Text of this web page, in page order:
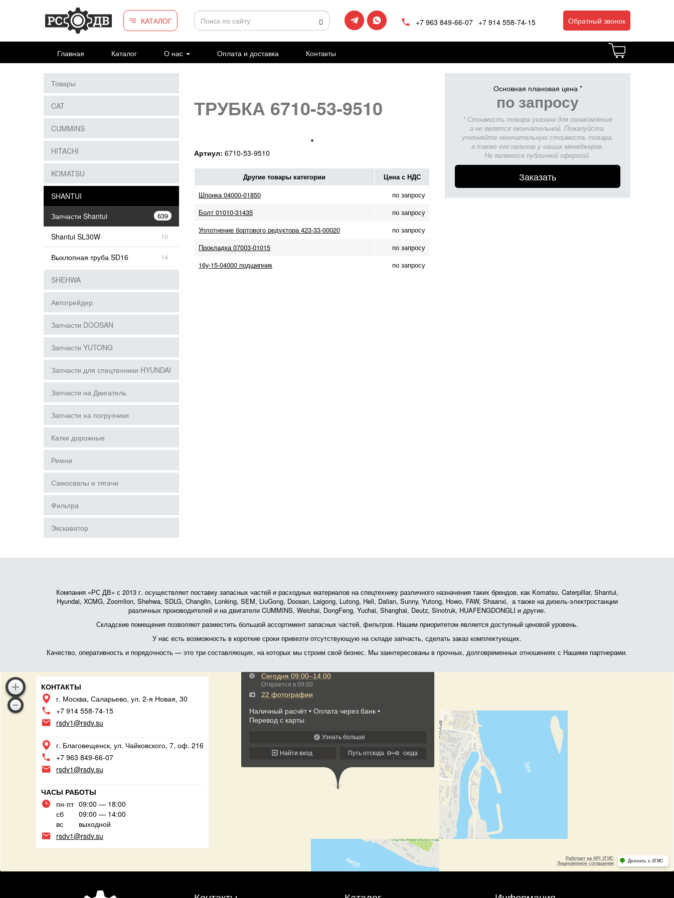
Перейти к основному содержанию
КАТАЛОГ
+7 963 849-66-07 +7 914 558-74-15 Обратный звонок
Главная Каталог О нас Оплата и доставка Контакты
ТРУБКА 6710-53-9510
Артиул: 6710-53-9510
Другие товары категории Цена с НДС
Шпонка 04000-01850
по запросу
Болт 01010-31435
по запросу
Уплотнение бортового редуктора 423-33-00020
по запросу
Прокладка 07003-01015
по запросу
16y-15-04000 подшипник
по запросу
Основная плановая цена *
по запросу
* Стоимость товара указана для ознакомления
и не являтся окончательной. Пожалуйста,
уточняйте окончательную стоимость товара,
а также его наличие у наших менеджеров.
Не является публичной офертой.
Заказать
Товары
CAT
CUMMINS
HITACHI
KOMATSU
SHANTUI
Запчасти Shantui
639
Shantui SL30W 10
Выхлопная труба SD16 14
SHEHWA
Автогрейдер
Запчасти DOOSAN
Запчасти YUTONG
Запчасти для спецтехники HYUNDAI
Запчасти на Двигатель
Запчасти на погрузчики
Катки дорожные
Ремни
Самосвалы и тягачи
Фильтра
Экскаватор
Компания «РС ДВ» с 2013 г. осуществляет поставку запасных частей и расходных материалов на спецтехнику различного назначения таких брендов, как Komatsu, Caterpillar, Shantui,
Hyundai, XCMG, Zoomlion, Shehwa, SDLG, Changlin, Lonking, SEM, LiuGong, Doosan, Laigong, Lutong, Heli, Dalian, Sunny, Yutong, Howo, FAW, Shaanxi, а также на дизель-электростанции
различных производителей и на двигатели CUMMINS, Weichai, DongFeng, Yuchai, Shanghai, Deutz, Sinotruk, HUAFENGDONGLI и другие.
Складские помещения позволяют разместить большой ассортимент запасных частей, фильтров. Нашим приоритетом является доступный ценовой уровень.
У нас есть возможность в короткие сроки привезти отсутствующую на складе запчасть, сделать заказ комплектующих.
Качество, оперативность и порядочность — это три составляющих, на которых мы строим свой бизнес. Мы заинтересованы в прочных, долговременных отношениях с Нашими партнерами.
КОНТАКТЫ
г. Москва, Саларьево, ул. 2-я Новая, 30
+7 914 558-74-15
rsdv1@rsdv.su
г. Благовещенск, ул. Чайковского, 7, оф. 216
+7 963 849-66-07
rsdv1@rsdv.su
ЧАСЫ РАБОТЫ
пн-пт 09:00 — 18:00
сб
09:00 — 14:00
вс
выходной
rsdv1@rsdv.su